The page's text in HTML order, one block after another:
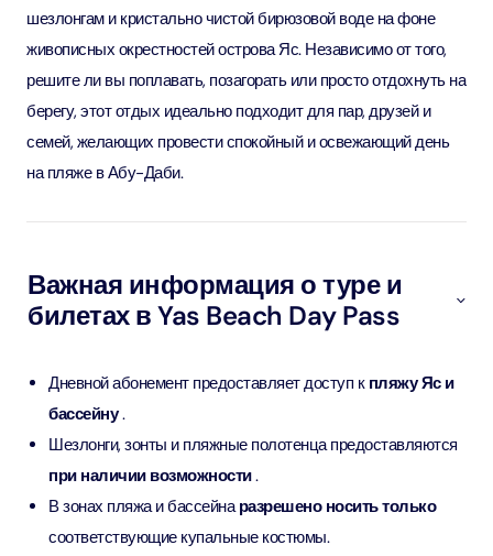
шезлонгам и кристально чистой бирюзовой воде на фоне
живописных окрестностей острова Яс. Независимо от того,
решите ли вы поплавать, позагорать или просто отдохнуть на
берегу, этот отдых идеально подходит для пар, друзей и
семей, желающих провести спокойный и освежающий день
на пляже в Абу-Даби.
Важная информация о туре и
билетах в Yas Beach Day Pass
Дневной абонемент предоставляет доступ к пляжу Яс и
бассейну.
Шезлонги, зонты и пляжные полотенца предоставляются
при наличии возможности.
В зонах пляжа и бассейнаразрешено носить только
соответствующие купальные костюмы.